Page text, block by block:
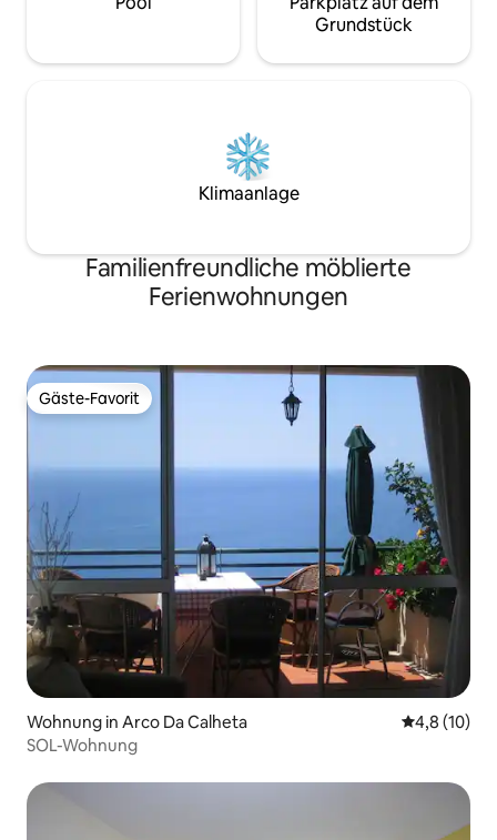
Grundstück
Klimaanlage
Familienfreundliche möblierte
Ferienwohnungen
Gäste-Favorit
Gäste-Favorit
Wohnung in Arco Da Calheta
4,8 (10)
SOL-Wohnung